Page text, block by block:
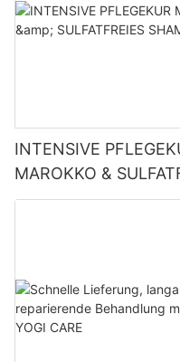
INTENSIVE
MAROKKO &
ANGEBOT